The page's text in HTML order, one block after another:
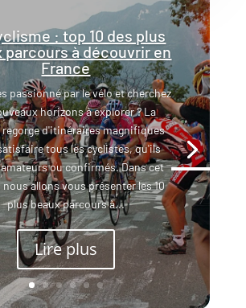
: top 10 des plus
parcours à découvrir en
France
passionné par le vélo et cherchez
horizons à explorer ? La
regorge d'itinéraires magnifiques
tous les cyclistes, qu'ils
ou confirmés. Dans cet
allons vous présenter les 10
plus beaux parcours à...
Lire plus